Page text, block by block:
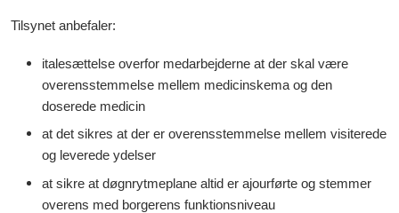
Tilsynet anbefaler:
italesættelse overfor medarbejderne at der skal være
overensstemmelse mellem medicinskema og den
doserede medicin
at det sikres at der er overensstemmelse mellem visiterede
og leverede ydelser
at sikre at døgnrytmeplane altid er ajourførte og stemmer
overens med borgerens funktionsniveau